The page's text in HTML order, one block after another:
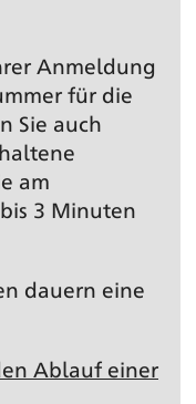
Anmeldung
für die
Sie auch
am
3 Minuten
dauern eine
Ablauf einer